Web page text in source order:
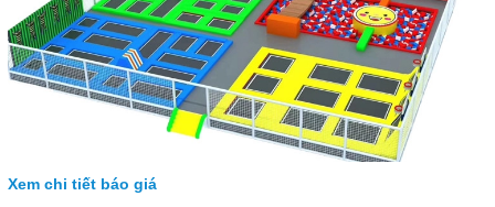
Xem chi tiết báo giá